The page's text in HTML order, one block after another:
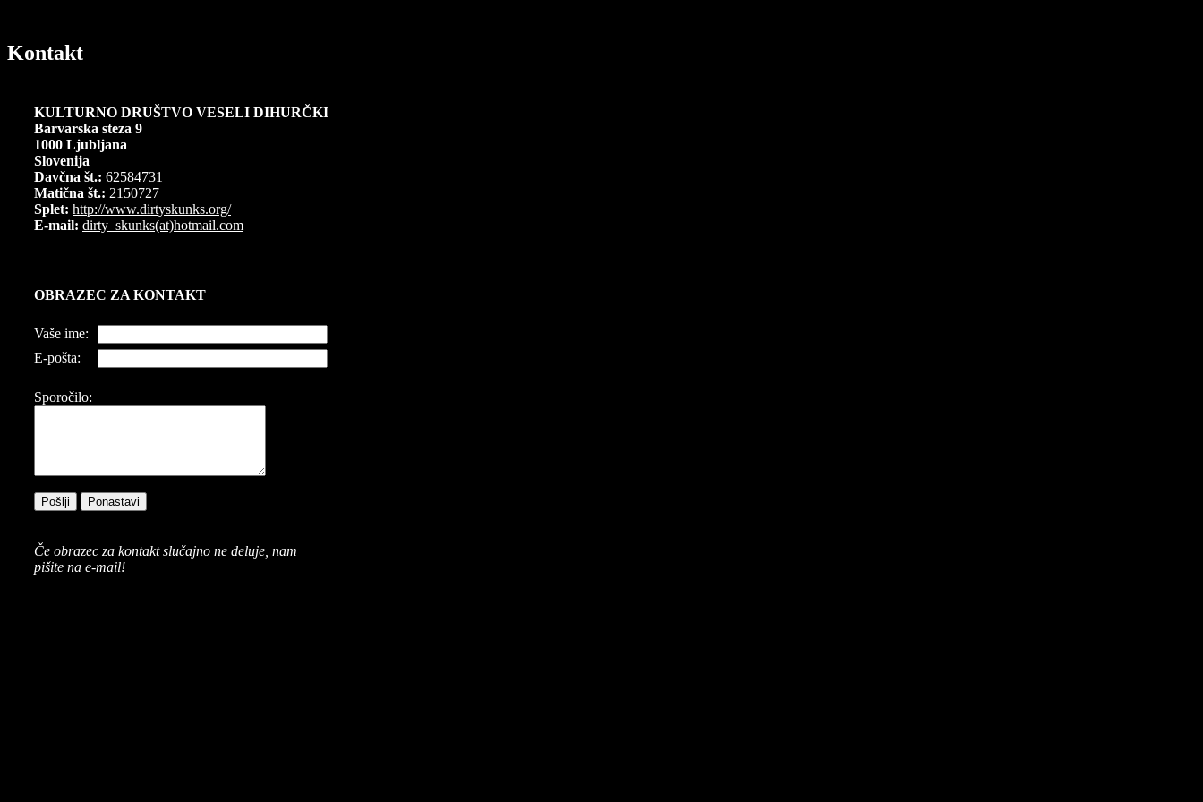
Kontakt
KULTURNO DRUŠTVO VESELI DIHURČKI
Barvarska steza 9
1000 Ljubljana
Slovenija
Davčna št.: 62584731
Matična št.: 2150727
Splet: http://www.dirtyskunks.org/
E-mail: dirty_skunks(at)hotmail.com
OBRAZEC ZA KONTAKT
Vaše ime:
E-pošta:
Sporočilo:
Če obrazec za kontakt slučajno ne deluje, nam
pišite na e-mail!